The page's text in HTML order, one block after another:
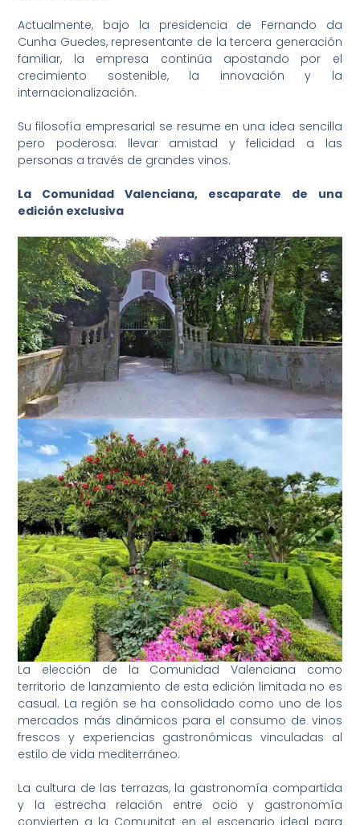
Actualmente, bajo la presidencia de Fernando da
Cunha Guedes, representante de la tercera generación
familiar, la empresa continúa apostando por el
crecimiento sostenible, la innovación y la
internacionalización.
Su filosofía empresarial se resume en una idea sencilla
pero poderosa: llevar amistad y felicidad a las
personas a través de grandes vinos.
La Comunidad Valenciana, escaparate de una
edición exclusiva
La elección de la Comunidad Valenciana como
territorio de lanzamiento de esta edición limitada no es
casual. La región se ha consolidado como uno de los
mercados más dinámicos para el consumo de vinos
frescos y experiencias gastronómicas vinculadas al
estilo de vida mediterráneo.
La cultura de las terrazas, la gastronomía compartida
y la estrecha relación entre ocio y gastronomía